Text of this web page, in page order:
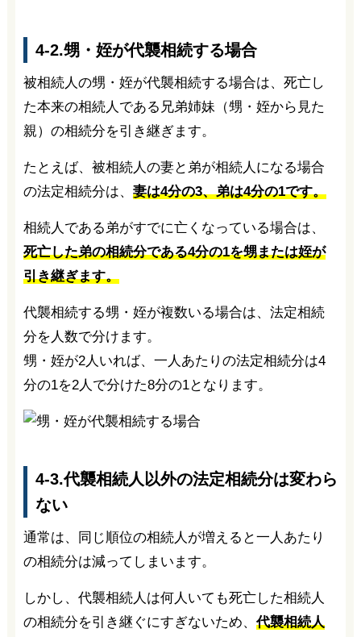
4-2.甥・姪が代襲相続する場合
被相続人の甥・姪が代襲相続する場合は、死亡し
た本来の相続人である兄弟姉妹（甥・姪から見た
親）の相続分を引き継ぎます。
たとえば、被相続人の妻と弟が相続人になる場合
の法定相続分は、 妻は4分の3、弟は4分の1です。
相続人である弟がすでに亡くなっている場合は、
死亡した弟の相続分である4分の1を甥または姪が
引き継ぎます。
代襲相続する甥・姪が複数いる場合は、法定相続
分を人数で分けます。
甥・姪が2人いれば、一人あたりの法定相続分は4
分の1を2人で分けた8分の1となります。
4-3.代襲相続人以外の法定相続分は変わら
ない
通常は、同じ順位の相続人が増えると一人あたり
の相続分は減ってしまいます。
しかし、代襲相続人は何人いても死亡した相続人
の相続分を引き継ぐにすぎないため、 代襲相続人